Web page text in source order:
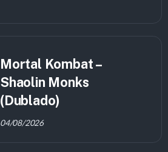
Mortal Kombat –
Shaolin Monks
(Dublado)
04/08/2026